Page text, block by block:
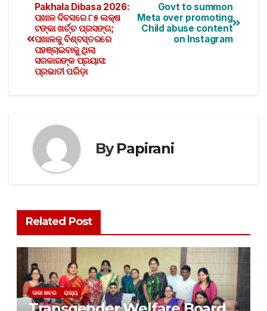
Govt to summon
Meta over promoting
Child abuse content
on Instagram
Pakhala Dibasa 2026:
ପଖାଳ ଦିବସରେ ୮୫ ଲକ୍ଷ
ଟଙ୍କା ଖର୍ଚ୍ଚ ପ୍ରସଙ୍ଗ;
ପଖାଳକୁ ବିଶ୍ବସ୍ତରରେ
ପହଞ୍ଚାଇବାକୁ ଥିଲା
ସରକାରଙ୍କ ପ୍ରୟାସ:
ପ୍ରଭାତୀ ପରିଡ଼ା
ByPapirani
Related Post
ତାଜା ଖବର ରାଜ୍ୟ